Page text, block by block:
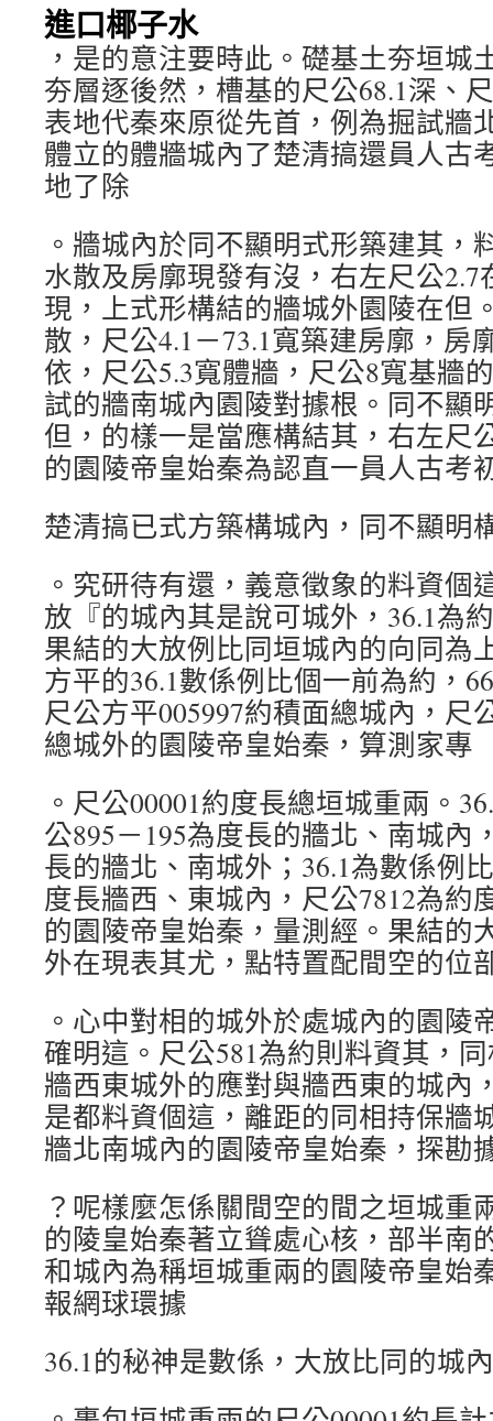
進口椰子水
，是的意注要時此。礎基土夯垣城
夯層逐後然，槽基的尺公68.1深、
表地代秦來原從先首，例為掘試牆
體立的體牆城內了楚清搞還員人古
地了除
。牆城內於同不顯明式形築建其，
水散及房廓現發有沒，右左尺公
現，上式形構結的牆城外園陵在但
散，尺公4.1－73.1寬築建房廓，房
依，尺公5.3寬體牆，尺公8寬基牆
試的牆南城內園陵對據根。同不顯
但，的樣一是當應構結其，右左尺
的園陵帝皇始秦為認直一員人古考
楚清搞已式方築構城內，同不顯明
。究研待有還，義意徵象的料資個
放『的城內其是說可城外，36.1為
果結的大放例比同垣城內的向同為
方平的36.1數係例比個一前為約，
尺公方平005997約積面總城內，尺
總城外的園陵帝皇始秦，算測家專
。尺公00001約度長總垣城重兩。
公895－195為度長的牆北、南城內
長的牆北、南城外；36.1為數係例
度長牆西、東城內，尺公7812為約
的園陵帝皇始秦，量測經。果結的
外在現表其尤，點特置配間空的位
。心中對相的城外於處城內的園陵
確明這。尺公581為約則料資其，
牆西東城外的應對與牆西東的城內
是都料資個這，離距的同相持保牆
牆北南城內的園陵帝皇始秦，探勘
？呢樣麼怎係關間空的間之垣城重
的陵皇始秦著立聳處心核，部半南
和城內為稱垣城重兩的園陵帝皇始
報網球環據
36.1的秘神是數係，大放比同的城